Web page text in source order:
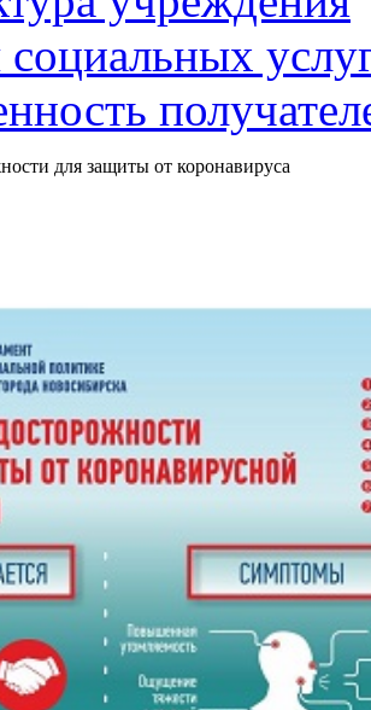
для защиты от коронавируса